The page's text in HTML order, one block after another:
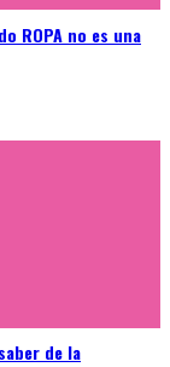
ROPA no es una
de la